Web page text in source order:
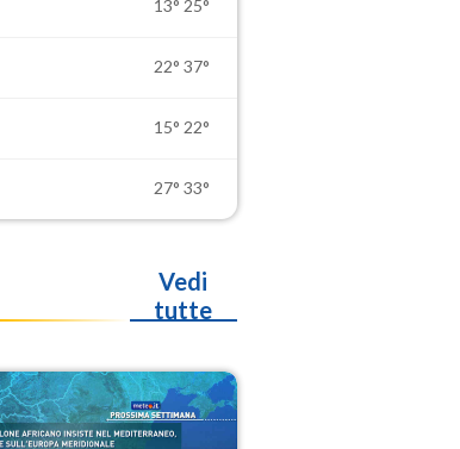
13° 25°
22° 37°
15° 22°
27° 33°
Vedi
tutte